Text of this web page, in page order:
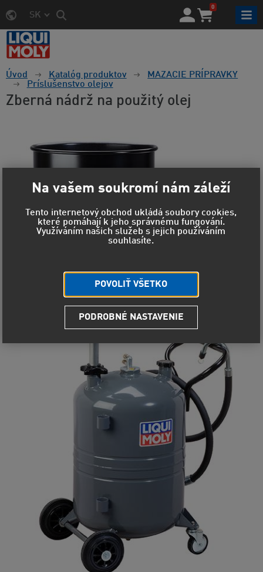
SK
0
Úvod Katalóg produktov
MAZACIE PRÍPRAVKY
Príslušenstvo olejov
Zberná nádrž na použitý olej
Na vašem soukromí nám záleží
Tento internetový obchod ukládá soubory cookies,
které pomáhají k jeho správnému fungování.
Využíváním našich služeb s jejich používáním
souhlasíte.
POVOLIŤ VŠETKO
PODROBNÉ NASTAVENIE